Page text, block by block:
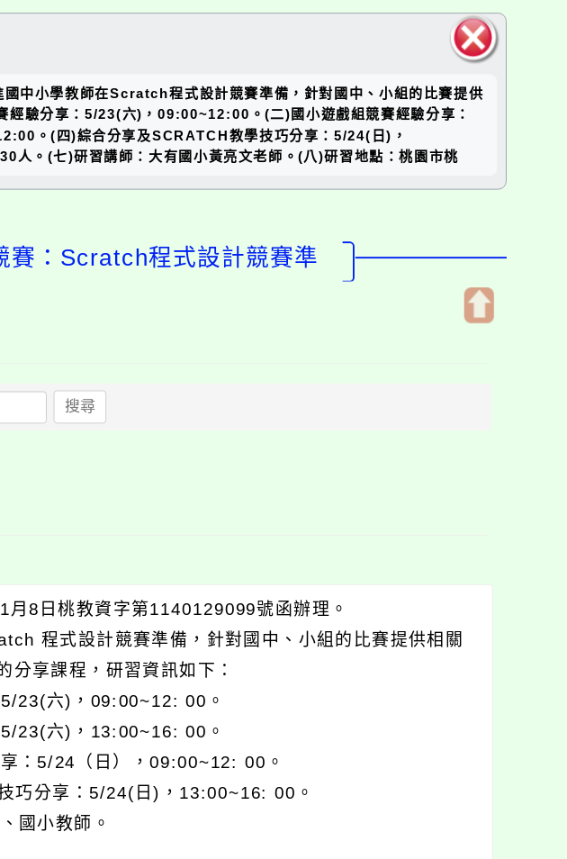
塊
中小學教師在Scratch程式設計競賽準備，針對國中、小組的比賽提供
經驗分享：5/23(六)，09:00~12:00。(二)國小遊戲組競賽經驗分享：
。(四)綜合分享及SCRATCH教學技巧分享：5/24(日)，
人。(七)研習講師：大有國小黃亮文老師。(八)研習地點：桃園市桃
賽：Scratch程式設計競賽準
搜尋
8日桃教資字第1140129099號函辦理。
程式設計競賽準備，針對國中、小組的比賽提供相關
分享課程，研習資訊如下：
23(六)，09:00~12: 00。
23(六)，13:00~16: 00。
：5/24（日），09:00~12: 00。
分享：5/24(日)，13:00~16: 00。
國小教師。